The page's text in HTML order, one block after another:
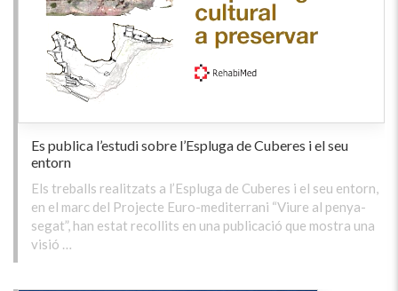
Es publica l’estudi sobre l’Espluga de Cuberes i el seu
entorn
Els treballs realitzats a l’Espluga de Cuberes i el seu entorn,
en el marc del Projecte Euro-mediterrani “Viure al penya-
segat”, han estat recollits en una publicació que mostra una
visió …